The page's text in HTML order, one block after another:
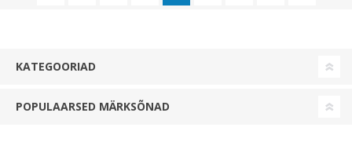
KATEGOORIAD
POPULAARSED MÄRKSÕNAD